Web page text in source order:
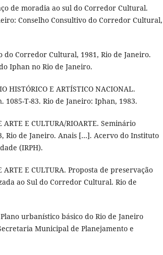
de moradia ao sul do Corredor Cultural.
Conselho Consultivo do Corredor Cultural,
do Corredor Cultural, 1981, Rio de Janeiro.
Iphan no Rio de Janeiro.
HISTÓRICO E ARTÍSTICO NACIONAL.
1085-T-83. Rio de Janeiro: Iphan, 1983.
E CULTURA/RIOARTE. Seminário
Rio de Janeiro. Anais […]. Acervo do Instituto
(IRPH).
ARTE E CULTURA. Proposta de preservação
ao Sul do Corredor Cultural. Rio de
Plano urbanístico básico do Rio de Janeiro
Municipal de Planejamento e